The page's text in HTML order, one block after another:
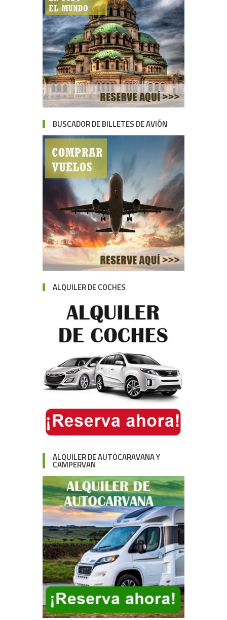
BUSCADOR DE BILLETES DE AVIÓN
ALQUILER DE COCHES
ALQUILER DE AUTOCARAVANA Y
CAMPERVAN